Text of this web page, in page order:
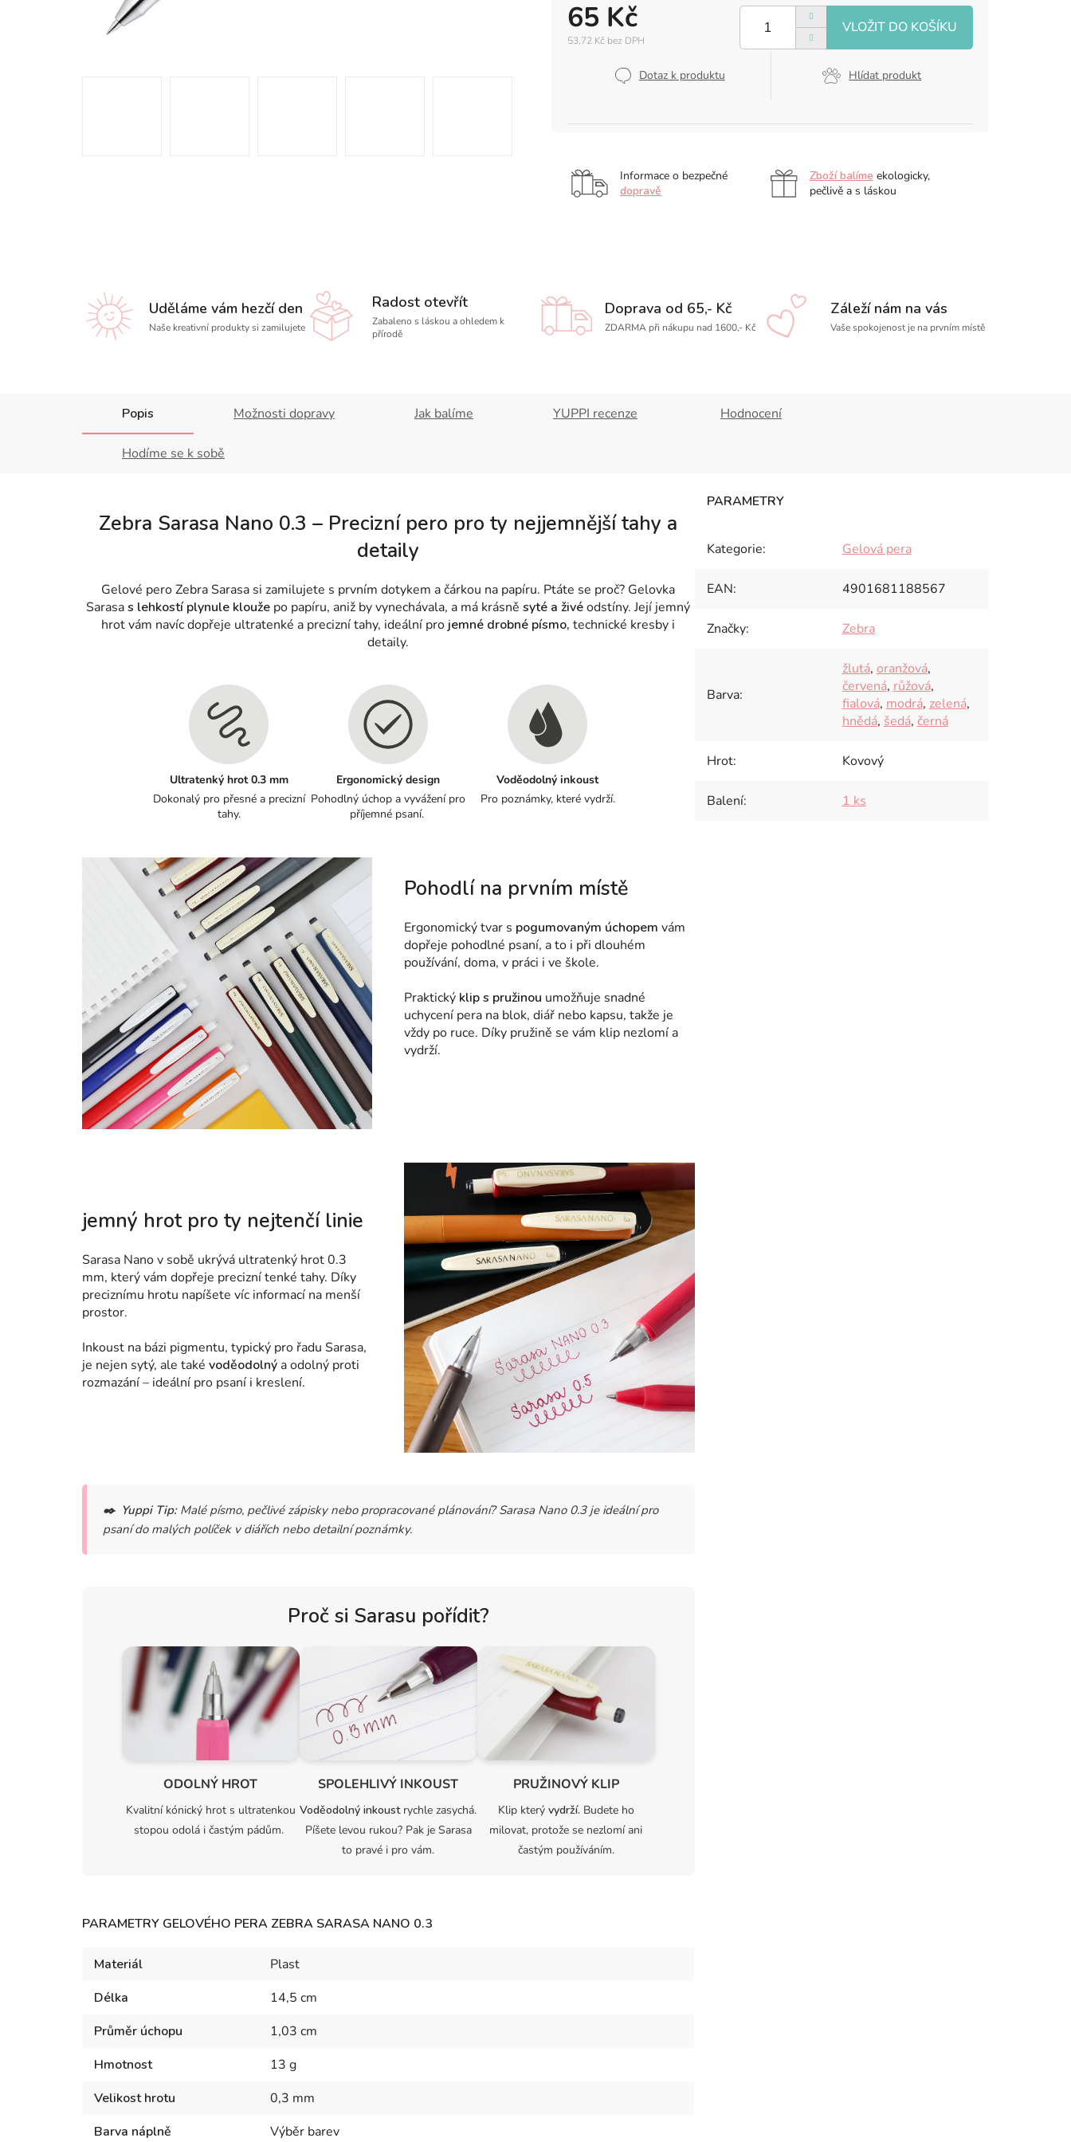
65 Kč
53,72 Kč bez DPH
Dotaz k produktu Hlídat produkt
Informace o bezpečné
dopravě
Zboží balíme ekologicky,
pečlivě a s láskou
Uděláme vám hezčí den
Naše kreativní produkty si zamilujete
Radost otevřít
Zabaleno s láskou a ohledem k
přírodě
Doprava od 65,- Kč
ZDARMA při nákupu nad 1600,- Kč
Záleží nám na vás
Vaše spokojenost je na prvním místě
Popis Možnosti dopravy Jak balíme YUPPI recenze Hodnocení
Hodíme se k sobě
Zebra Sarasa Nano 0.3 – Precizní pero pro ty nejjemnější tahy a
detaily
Gelové pero Zebra Sarasa si zamilujete s prvním dotykem a čárkou na papíru. Ptáte se proč? Gelovka
Sarasas lehkostí plynule klouže po papíru, aniž by vynechávala, a má krásněsyté a živéodstíny. Její jemný
hrot vám navíc dopřeje ultratenké a precizní tahy, ideální pro jemné drobné písmo, technické kresby i
detaily.
Ultratenký hrot 0.3 mm
Dokonalý pro přesné a precizní
tahy.
Ergonomický design
Pohodlný úchop a vyvážení pro
příjemné psaní.
Voděodolný inkoust
Pro poznámky, které vydrží.
Pohodlí na prvním místě
Ergonomický tvar s pogumovaným úchopem vám
dopřeje pohodlné psaní, a to i při dlouhém
používání, doma, v práci i ve škole.
Praktický klip s pružinou umožňuje snadné
uchycení pera na blok, diář nebo kapsu, takže je
vždy po ruce. Díky pružině se vám klip nezlomí a
vydrží.
jemný hrot pro ty nejtenčí linie
Sarasa Nano v sobě ukrývá ultratenký hrot 0.3
mm, který vám dopřeje precizní tenké tahy. Díky
preciznímu hrotu napíšete víc informací na menší
prostor.
Inkoust na bázi pigmentu, typický pro řadu Sarasa,
je nejen sytý, ale také voděodolný a odolný proti
rozmazání – ideální pro psaní i kreslení.
✒️ Yuppi Tip: Malé písmo, pečlivé zápisky nebo propracované plánování? Sarasa Nano 0.3 je ideální pro
psaní do malých políček v diářích nebo detailní poznámky.
Proč si Sarasu pořídit?
ODOLNÝ HROT
Kvalitní kónický hrot s ultratenkou
stopou odolá i častým pádům.
SPOLEHLIVÝ INKOUST
Voděodolný inkoustrychle zasychá.
Píšete levou rukou? Pak je Sarasa
to pravé i pro vám.
PRUŽINOVÝ KLIP
Klip který vydrží. Budete ho
milovat, protože se nezlomí ani
častým používáním.
PARAMETRY GELOVÉHO PERA ZEBRA SARASA NANO 0.3
Materiál
Plast
Délka
14,5 cm
Průměr úchopu
1,03 cm
Hmotnost
13 g
Velikost hrotu
0,3 mm
Barva náplně
Výběr barev
Kategorie: Gelová pera
EAN: 4901681188567
Značky: Zebra
Barva:
žlutá, oranžová,
červená, růžová,
fialová, modrá, zelená,
hnědá, šedá, černá
Hrot: Kovový
Balení: 1 ks